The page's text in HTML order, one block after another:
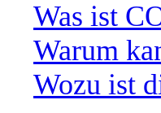
Was ist
Warum
Wozu ist